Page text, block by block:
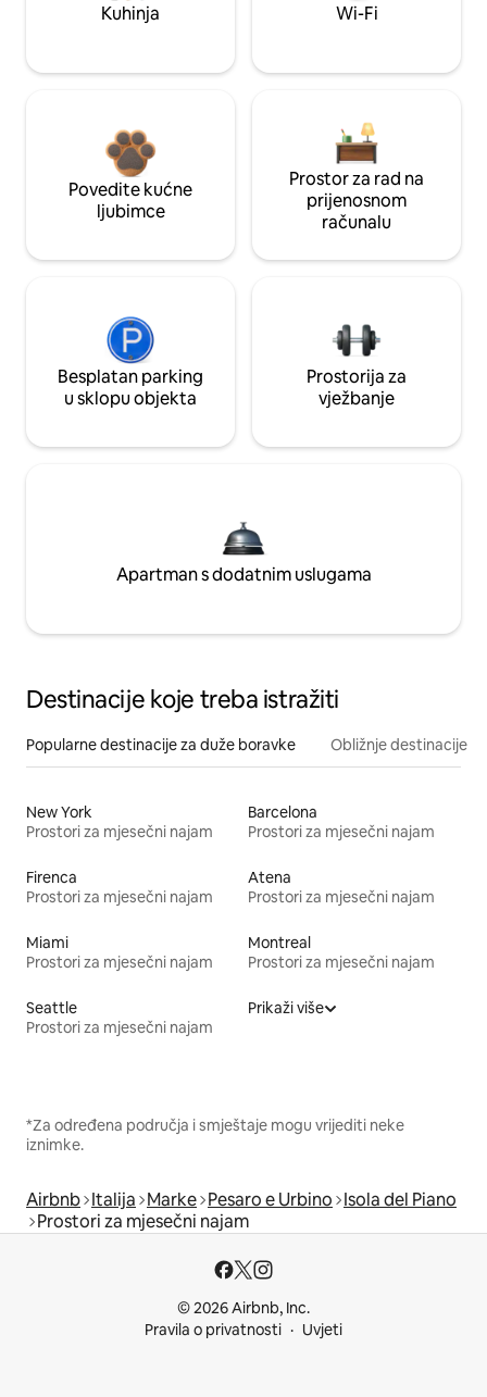
Kuhinja Wi-Fi
Povedite kućne
ljubimce
Prostor za rad na
prijenosnom
računalu
Besplatan parking
u sklopu objekta
Prostorija za
vježbanje
Apartman s dodatnim uslugama
Destinacije koje treba istražiti
Popularne destinacije za duže boravke Obližnje destinacije
New York
Prostori za mjesečni najam
Barcelona
Prostori za mjesečni najam
Firenca
Prostori za mjesečni najam
Atena
Prostori za mjesečni najam
Miami
Prostori za mjesečni najam
Montreal
Prostori za mjesečni najam
Seattle
Prostori za mjesečni najam
Prikaži više
*Za određena područja i smještaje mogu vrijediti neke
iznimke.
Airbnb Italija Marke Pesaro e Urbino Isola del Piano
Prostori za mjesečni najam
© 2026 Airbnb, Inc.
Pravila o privatnosti
Uvjeti